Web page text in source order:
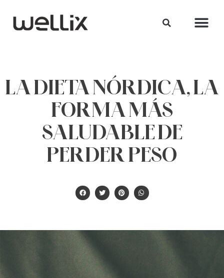
LA DIETA NÓRDICA, LA
FORMA MÁS
SALUDABLE DE
PERDER PESO